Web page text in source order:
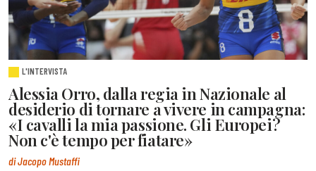
L'INTERVISTA
Alessia Orro, dalla regia in Nazionale al
desiderio di tornare a vivere in campagna:
«I cavalli la mia passione. Gli Europei?
Non c'è tempo per fiatare»
di Jacopo Mustaffi